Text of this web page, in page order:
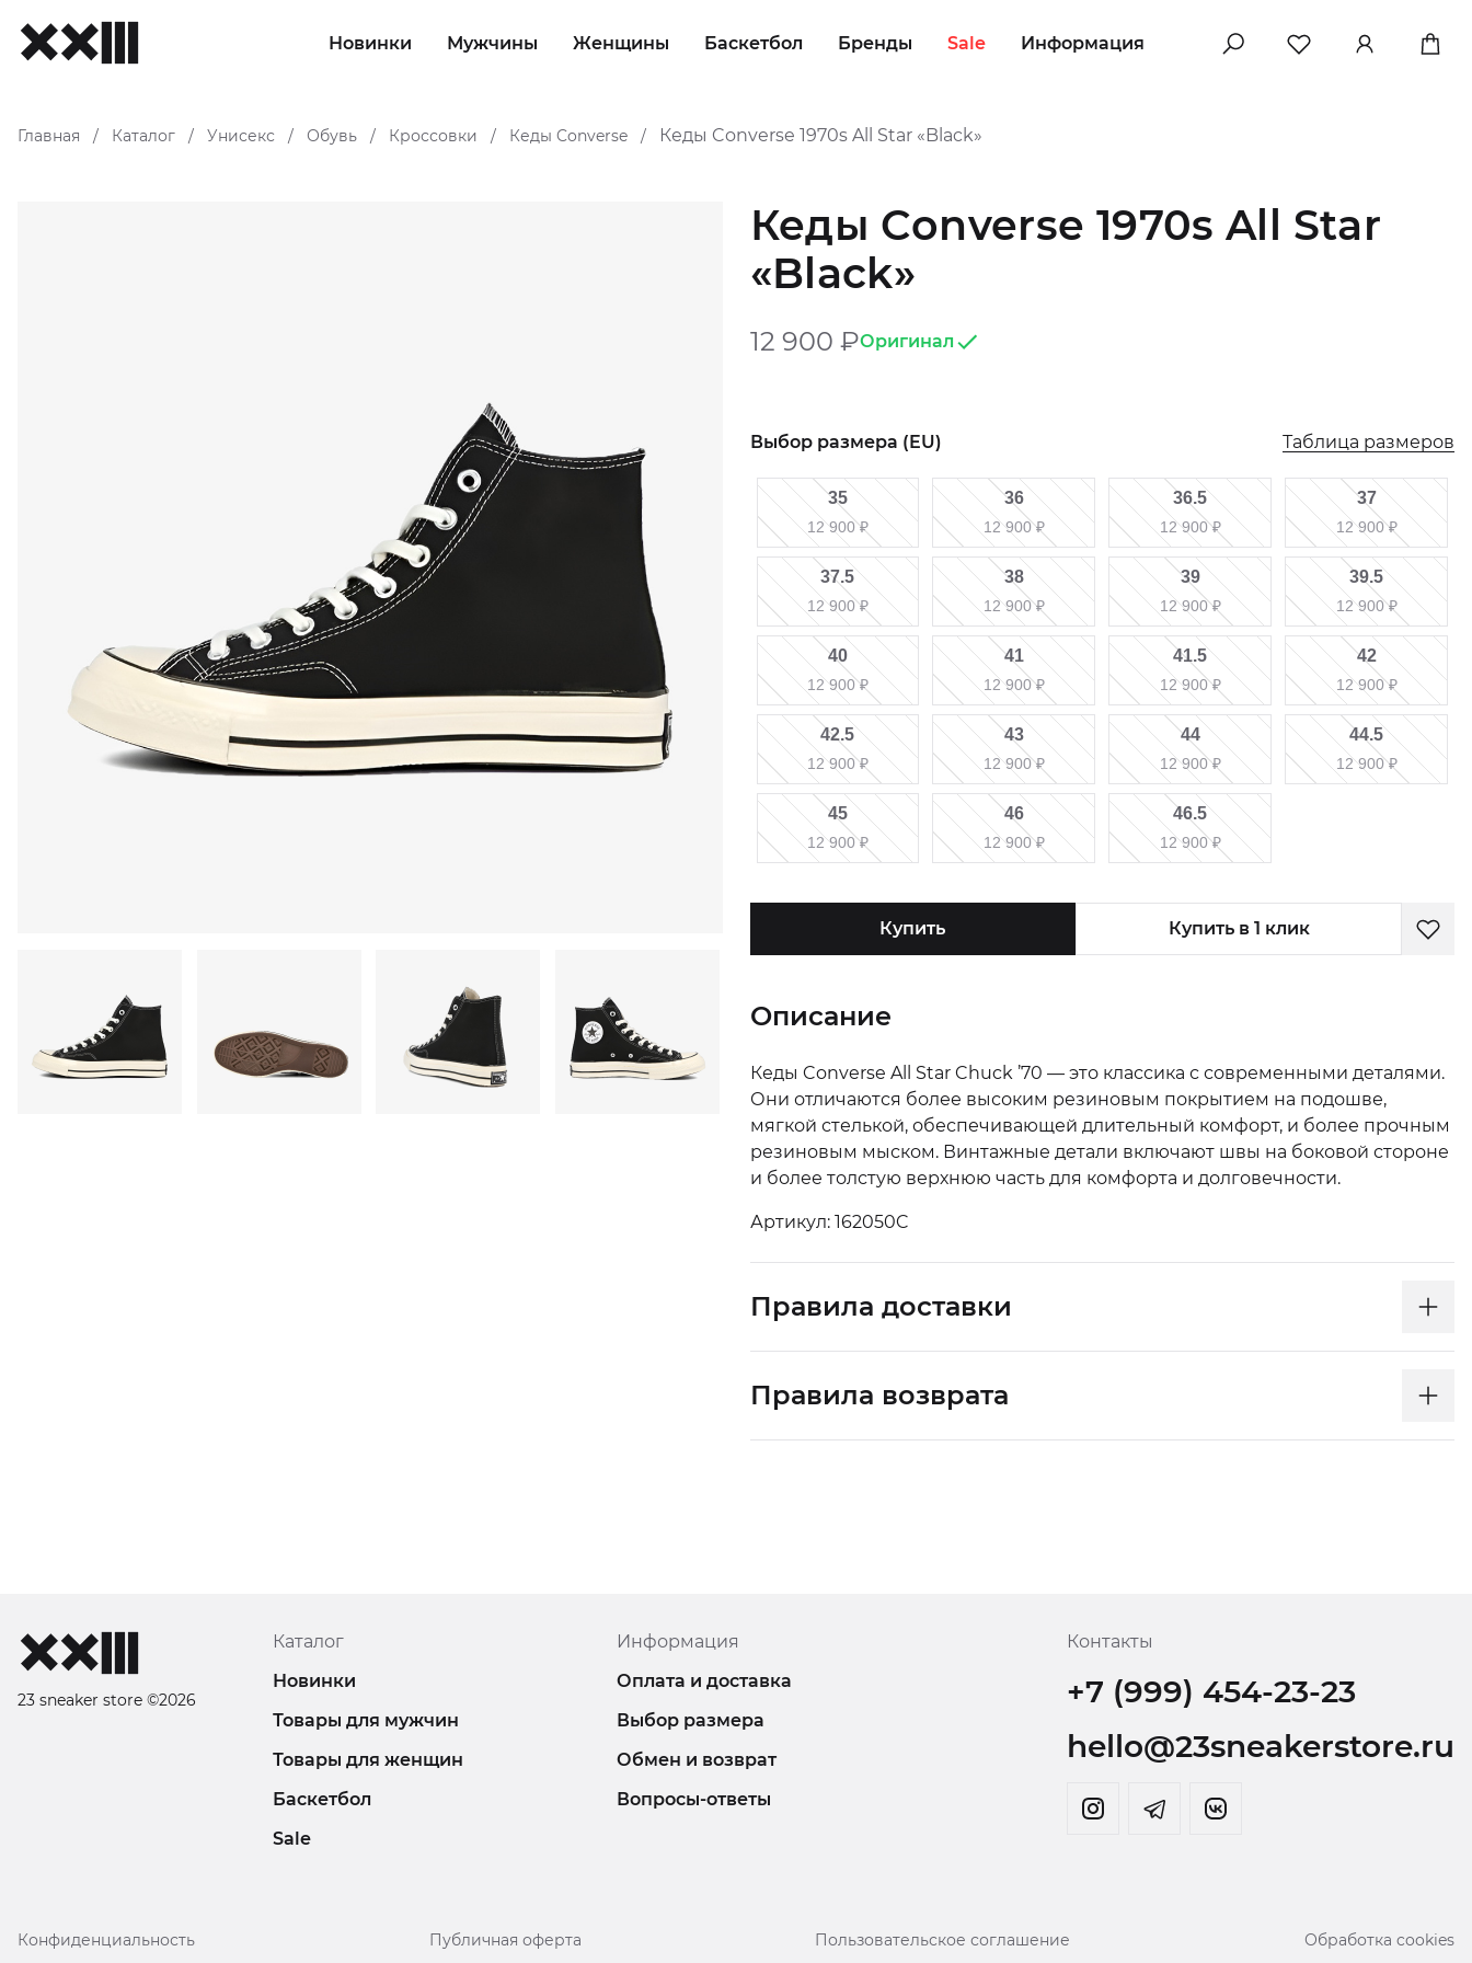
Новинки Мужчины Женщины Баскетбол Бренды Sale Информация
Главная / Каталог / Унисекс / Обувь / Кроссовки / Кеды Converse / Кеды Converse 1970s All Star «Black»
Кеды Converse 1970s All Star
«Black»
12 900 ₽Оригинал
Выбор размера (EU) Таблица размеров
35
12 900₽
36
12 900₽
36.5
12 900₽
37
12 900₽
37.5
12 900₽
38
12 900₽
39
12 900₽
39.5
12 900₽
40
12 900₽
41
12 900₽
41.5
12 900₽
42
12 900₽
42.5
12 900₽
43
12 900₽
44
12 900₽
44.5
12 900₽
45
12 900₽
46
12 900₽
46.5
12 900₽
Купить Купить в 1 клик
Описание
Кеды Converse All Star Chuck ’70 — это классика с современными деталями.
Они отличаются более высоким резиновым покрытием на подошве,
мягкой стелькой, обеспечивающей длительный комфорт, и более прочным
резиновым мыском. Винтажные детали включают швы на боковой стороне
и более толстую верхнюю часть для комфорта и долговечности.
Артикул: 162050C
Правила доставки
Правила возврата
23 sneaker store ©2026
Каталог
Новинки
Товары для мужчин
Товары для женщин
Баскетбол
Sale
Информация
Оплата и доставка
Выбор размера
Обмен и возврат
Вопросы-ответы
Контакты
+7 (999) 454-23-23
hello@23sneakerstore.ru
Конфиденциальность Публичная оферта Пользовательское соглашение Обработка cookies